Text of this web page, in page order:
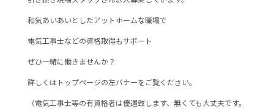
和気あいあいとしたアットホームな職場で
電気工事士などの資格取得もサポート
ぜひ一緒に働きませんか？
詳しくはトップページの左バナーをご覧ください。
（電気工事士等の有資格者は優遇致します、無くても大丈夫です。